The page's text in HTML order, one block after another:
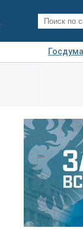
Госдума